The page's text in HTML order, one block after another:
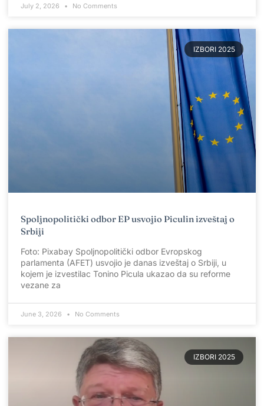
July 2, 2026 No Comments
IZBORI 2025
Spoljnopolitički odbor EP usvojio Piculin izveštaj o
Srbiji
Foto: Pixabay Spoljnopolitički odbor Evropskog
parlamenta (AFET) usvojio je danas izveštaj o Srbiji, u
kojem je izvestilac Tonino Picula ukazao da su reforme
vezane za
June 3, 2026 No Comments
IZBORI 2025